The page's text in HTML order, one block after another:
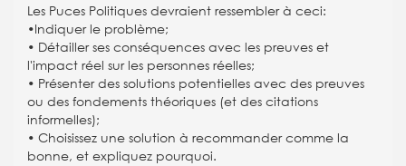
Les Puces Politiques devraient ressembler à ceci:
•Indiquer le problème;
• Détailler ses conséquences avec les preuves et
l'impact réel sur les personnes réelles;
• Présenter des solutions potentielles avec des preuves
ou des fondements théoriques (et des citations
informelles);
• Choisissez une solution à recommander comme la
bonne, et expliquez pourquoi.